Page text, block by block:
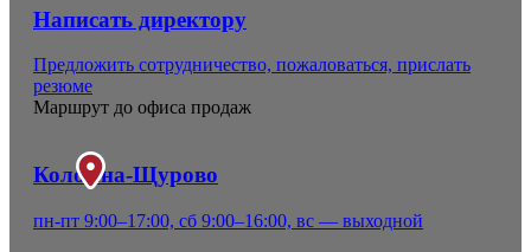
Написать директору
Предложить сотрудничество, пожаловаться, прислать
резюме
Маршрут до офиса продаж
Коломна-Щурово
пн-пт 9:00–17:00, сб 9:00–16:00, вс — выходной